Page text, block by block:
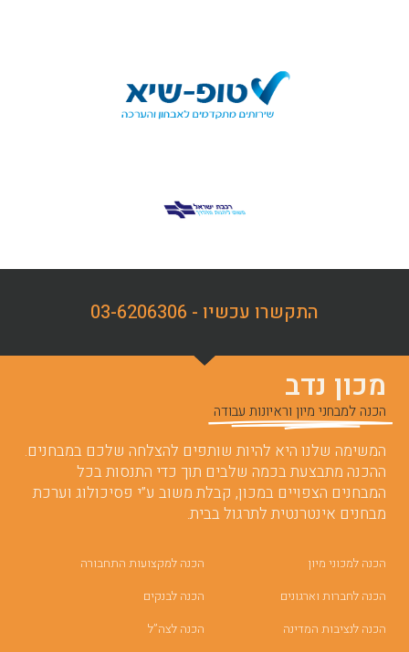
התקשרו עכשיו - 03-6206306
מכון נדב
הכנה למבחני מיון וראיונות עבודה
המשימה שלנו היא להיות שותפים להצלחה שלכם במבחנים.
ההכנה מתבצעת בכמה שלבים תוך כדי התנסות בכל
המבחנים הצפויים במכון, קבלת משוב ע”י פסיכולוג וערכת
מבחנים אינטרנטית לתרגול בבית.
הכנה למכוני מיון
הכנה לחברות וארגונים
הכנה לנציבות המדינה
הכנה למקצועות התחבורה
הכנה לבנקים
הכנה לצה”ל